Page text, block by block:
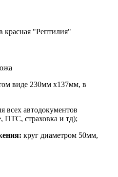
красная "Рептилия"
виде 230мм х137мм, в
всех автодокументов
ПТС, страховка и тд);
круг диаметром 50мм,